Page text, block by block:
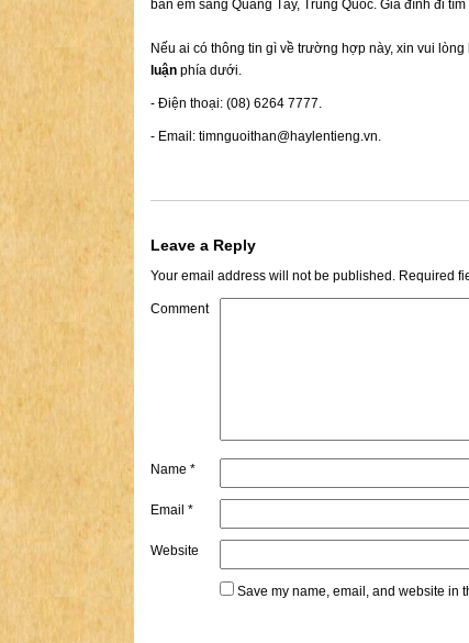
bán em sang Quảng Tây, Trung Quốc. Gia đình đi
Nếu ai có thông tin gì về trường hợp này, xin vui
luận phía dưới.
- Điện thoại: (08) 6264 7777.
- Email: timnguoithan@haylentieng.vn
Leave a Reply
Your email address will not be published. Required
Comment
Name *
Email *
Website
Save my name, email, and website in